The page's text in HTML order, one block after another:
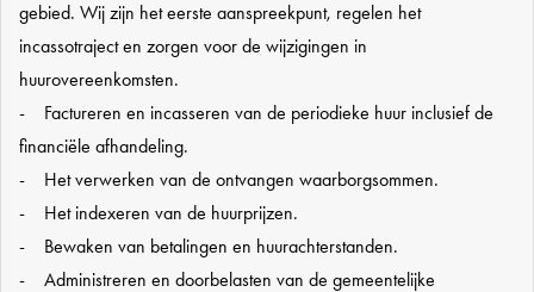
gebied. Wij zijn het eerste aanspreekpunt, regelen het
incassotraject en zorgen voor de wijzigingen in
huurovereenkomsten.
- Factureren en incasseren van de periodieke huur inclusief de
financiële afhandeling.
- Het verwerken van de ontvangen waarborgsommen.
- Het indexeren van de huurprijzen.
- Bewaken van betalingen en huurachterstanden.
- Administreren en doorbelasten van de gemeentelijke